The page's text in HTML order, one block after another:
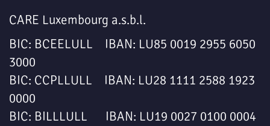
CARE Luxembourg a.s.b.l.
BIC: BCEELULL IBAN: LU85 0019 2955 6050
3000
BIC: CCPLLULL IBAN: LU28 1111 2588 1923
0000
BIC: BILLLULL IBAN: LU19 0027 0100 0004